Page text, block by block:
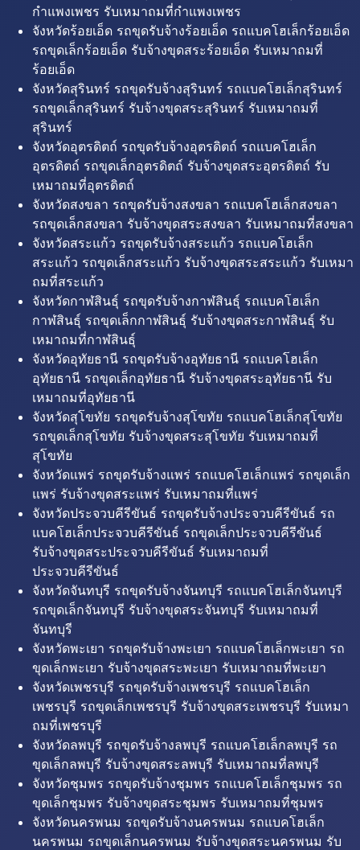
กำแพงเพชร รับเหมาถมที่กำแพงเพชร
จังหวัดร้อยเอ็ด รถขุดรับจ้างร้อยเอ็ด รถแบคโฮเล็กร้อยเอ็ด
รถขุดเล็กร้อยเอ็ด รับจ้างขุดสระร้อยเอ็ด รับเหมาถมที่
ร้อยเอ็ด
จังหวัดสุรินทร์ รถขุดรับจ้างสุรินทร์ รถแบคโฮเล็กสุรินทร์
รถขุดเล็กสุรินทร์ รับจ้างขุดสระสุรินทร์ รับเหมาถมที่
สุรินทร์
จังหวัดอุตรดิตถ์ รถขุดรับจ้างอุตรดิตถ์ รถแบคโฮเล็ก
อุตรดิตถ์ รถขุดเล็กอุตรดิตถ์ รับจ้างขุดสระอุตรดิตถ์ รับ
เหมาถมที่อุตรดิตถ์
จังหวัดสงขลา รถขุดรับจ้างสงขลา รถแบคโฮเล็กสงขลา
รถขุดเล็กสงขลา รับจ้างขุดสระสงขลา รับเหมาถมที่สงขลา
จังหวัดสระแก้ว รถขุดรับจ้างสระแก้ว รถแบคโฮเล็ก
สระแก้ว รถขุดเล็กสระแก้ว รับจ้างขุดสระสระแก้ว รับเหมา
ถมที่สระแก้ว
จังหวัดกาฬสินธุ์ รถขุดรับจ้างกาฬสินธุ์ รถแบคโฮเล็ก
กาฬสินธุ์ รถขุดเล็กกาฬสินธุ์ รับจ้างขุดสระกาฬสินธุ์ รับ
เหมาถมที่กาฬสินธุ์
จังหวัดอุทัยธานี รถขุดรับจ้างอุทัยธานี รถแบคโฮเล็ก
อุทัยธานี รถขุดเล็กอุทัยธานี รับจ้างขุดสระอุทัยธานี รับ
เหมาถมที่อุทัยธานี
จังหวัดสุโขทัย รถขุดรับจ้างสุโขทัย รถแบคโฮเล็กสุโขทัย
รถขุดเล็กสุโขทัย รับจ้างขุดสระสุโขทัย รับเหมาถมที่
สุโขทัย
จังหวัดแพร่ รถขุดรับจ้างแพร่ รถแบคโฮเล็กแพร่ รถขุดเล็ก
แพร่ รับจ้างขุดสระแพร่ รับเหมาถมที่แพร่
จังหวัดประจวบคีรีขันธ์ รถขุดรับจ้างประจวบคีรีขันธ์ รถ
แบคโฮเล็กประจวบคีรีขันธ์ รถขุดเล็กประจวบคีรีขันธ์
รับจ้างขุดสระประจวบคีรีขันธ์ รับเหมาถมที่
ประจวบคีรีขันธ์
จังหวัดจันทบุรี รถขุดรับจ้างจันทบุรี รถแบคโฮเล็กจันทบุรี
รถขุดเล็กจันทบุรี รับจ้างขุดสระจันทบุรี รับเหมาถมที่
จันทบุรี
จังหวัดพะเยา รถขุดรับจ้างพะเยา รถแบคโฮเล็กพะเยา รถ
ขุดเล็กพะเยา รับจ้างขุดสระพะเยา รับเหมาถมที่พะเยา
จังหวัดเพชรบุรี รถขุดรับจ้างเพชรบุรี รถแบคโฮเล็ก
เพชรบุรี รถขุดเล็กเพชรบุรี รับจ้างขุดสระเพชรบุรี รับเหมา
ถมที่เพชรบุรี
จังหวัดลพบุรี รถขุดรับจ้างลพบุรี รถแบคโฮเล็กลพบุรี รถ
ขุดเล็กลพบุรี รับจ้างขุดสระลพบุรี รับเหมาถมที่ลพบุรี
จังหวัดชุมพร รถขุดรับจ้างชุมพร รถแบคโฮเล็กชุมพร รถ
ขุดเล็กชุมพร รับจ้างขุดสระชุมพร รับเหมาถมที่ชุมพร
จังหวัดนครพนม รถขุดรับจ้างนครพนม รถแบคโฮเล็ก
นครพนม รถขุดเล็กนครพนม รับจ้างขุดสระนครพนม รับ